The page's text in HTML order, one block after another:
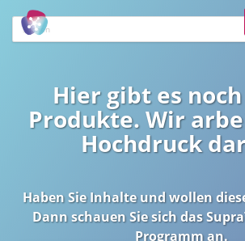
Hier gibt es
Produkte. Wir
Hochdruck
Haben Sie Inhalte und wollen
Dann schauen Sie sich das
Programman.